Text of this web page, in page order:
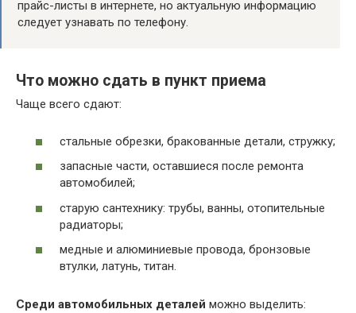
прайс-листы в интернете, но актуальную информацию
следует узнавать по телефону.
Что можно сдать в пункт приема
Чаще всего сдают:
стальные обрезки, бракованные детали, стружку;
запасные части, оставшиеся после ремонта
автомобилей;
старую сантехнику: трубы, ванны, отопительные
радиаторы;
медные и алюминиевые провода, бронзовые
втулки, латунь, титан.
Среди автомобильных деталей можно выделить: